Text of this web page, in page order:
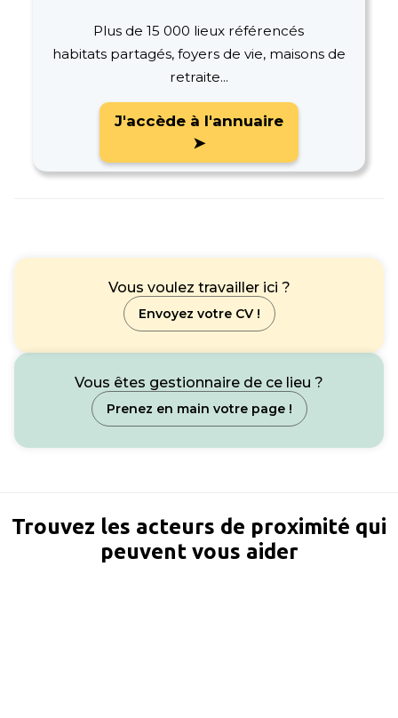
Plus de 15 000 lieux référencés
habitats partagés, foyers de vie, maisons de
retraite...
J'accède à l'annuaire
➤
Vous voulez travailler ici ?
Envoyez votre CV !
Vous êtes gestionnaire de ce lieu ?
Prenez en main votre page !
Trouvez les acteurs de proximité qui
peuvent vous aider